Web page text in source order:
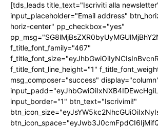
[tds_leads title_text="Iscriviti alla
input_placeholder="Email address"
horiz-center" pp_checkbox="yes"
f_title_font_family="467"
f_title_font_line_height="1"
msg_composer="success"
input_border="1" btn_text="Iscrivimi!"